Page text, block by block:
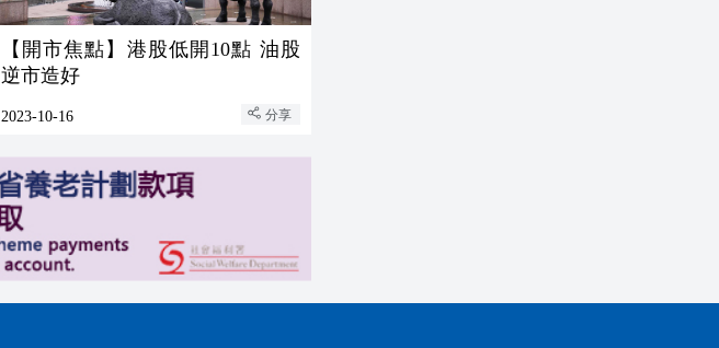
【開市焦點】港股低開10點 油股
逆市造好
2023-10-16 分享